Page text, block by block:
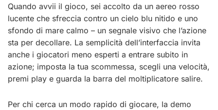
Quando avvii il gioco, sei accolto da un aereo rosso
lucente che sfreccia contro un cielo blu nitido e uno
sfondo di mare calmo – un segnale visivo che l’azione
sta per decollare. La semplicità dell’interfaccia invita
anche i giocatori meno esperti a entrare subito in
azione; imposta la tua scommessa, scegli una velocità,
premi play e guarda la barra del moltiplicatore salire.
Per chi cerca un modo rapido di giocare, la demo